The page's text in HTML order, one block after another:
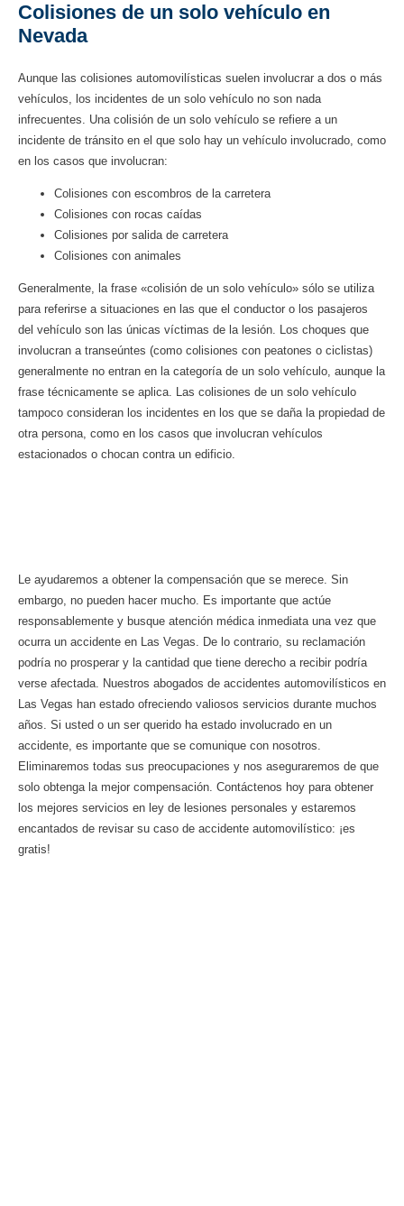
Colisiones de un solo vehículo en
Nevada
Aunque las colisiones automovilísticas suelen involucrar a dos o más
vehículos, los incidentes de un solo vehículo no son nada
infrecuentes. Una colisión de un solo vehículo se refiere a un
incidente de tránsito en el que solo hay un vehículo involucrado, como
en los casos que involucran:
Colisiones con escombros de la carretera
Colisiones con rocas caídas
Colisiones por salida de carretera
Colisiones con animales
Generalmente, la frase «colisión de un solo vehículo» sólo se utiliza
para referirse a situaciones en las que el conductor o los pasajeros
del vehículo son las únicas víctimas de la lesión. Los choques que
involucran a transeúntes (como colisiones con peatones o ciclistas)
generalmente no entran en la categoría de un solo vehículo, aunque la
frase técnicamente se aplica. Las colisiones de un solo vehículo
tampoco consideran los incidentes en los que se daña la propiedad de
otra persona, como en los casos que involucran vehículos
estacionados o chocan contra un edificio.
Le ayudaremos a obtener la compensación que se merece. Sin
embargo, no pueden hacer mucho. Es importante que actúe
responsablemente y busque atención médica inmediata una vez que
ocurra un accidente en Las Vegas. De lo contrario, su reclamación
podría no prosperar y la cantidad que tiene derecho a recibir podría
verse afectada. Nuestros abogados de accidentes automovilísticos en
Las Vegas han estado ofreciendo valiosos servicios durante muchos
años. Si usted o un ser querido ha estado involucrado en un
accidente, es importante que se comunique con nosotros.
Eliminaremos todas sus preocupaciones y nos aseguraremos de que
solo obtenga la mejor compensación. Contáctenos hoy para obtener
los mejores servicios en ley de lesiones personales y estaremos
encantados de revisar su caso de accidente automovilístico: ¡es
gratis!